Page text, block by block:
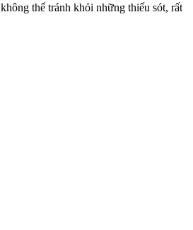
thể tránh khỏi những thiếu sót, rất